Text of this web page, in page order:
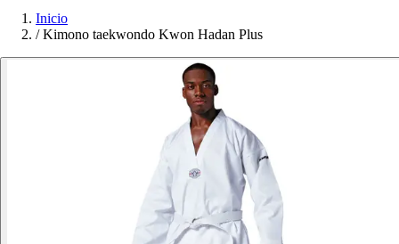
Inicio
/ Kimono taekwondo Kwon Hadan Plus